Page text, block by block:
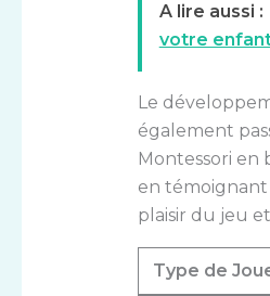
A lire aussi :
votre
Le
également
Montessori en
en
plaisir du jeu
Type de